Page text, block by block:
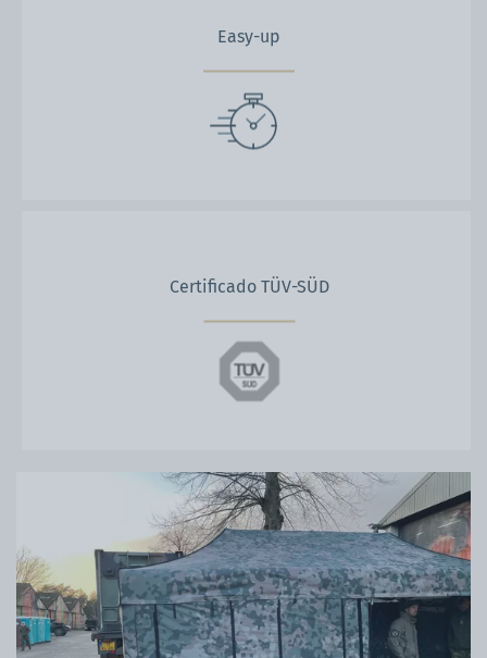
Easy-up
Certificado TÜV-SÜD